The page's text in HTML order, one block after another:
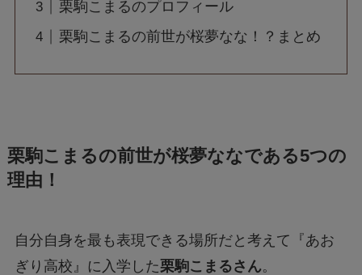
栗駒こまるのプロフィール
栗駒こまるの前世が桜夢なな！？まとめ
栗駒こまるの前世が桜夢ななである5つの
理由！
自分自身を最も表現できる場所だと考えて『あお
ぎり高校』に入学した栗駒こまるさん。